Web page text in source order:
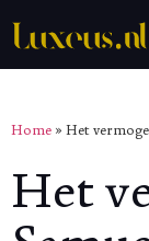
Home » Het
Het